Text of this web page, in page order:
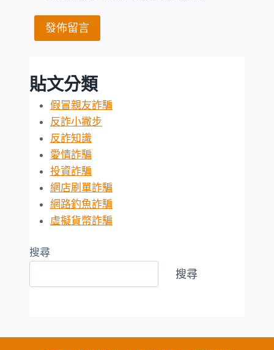
貼文分類
假冒親友詐騙
反詐小撇步
反詐知識
愛情詐騙
投資詐騙
網店刷單詐騙
網路釣魚詐騙
虛擬貨幣詐騙
搜尋
搜尋